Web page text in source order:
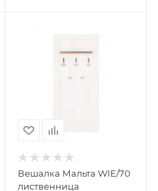
Вешалка Мальта WIE/70
лиственница